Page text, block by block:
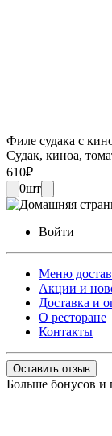
Филе судака с
Судак, киноа,
610₽
0шт
Войти
Меню
Акции и
Доставка и
О ресторане
Контакты
Оставить отзыв
Больше бонусов и